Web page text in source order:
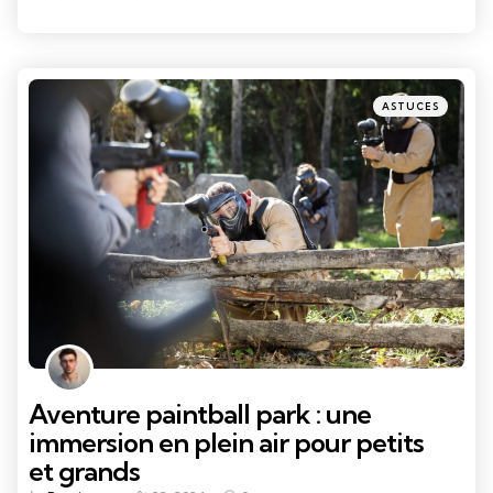
Categories
Posted
in
ASTUCES
Aventure paintball park : une
immersion en plein air pour petits
et grands